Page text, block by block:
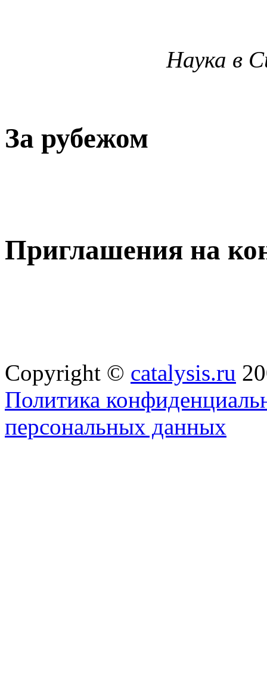
Наука в
За рубежом
Приглашения на
Copyright © catalysis.ru
Политика
персональных данных